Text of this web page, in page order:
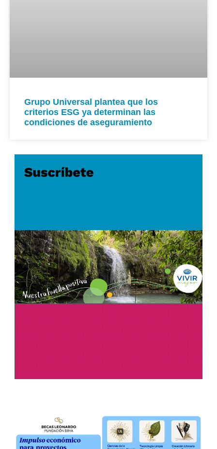
Grupo Universal plantea que los
criterios ESG ya determinan las
condiciones de aseguramiento